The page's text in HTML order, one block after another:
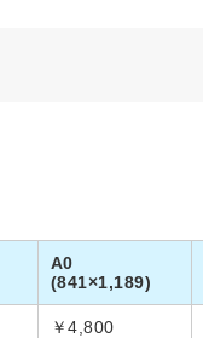
A0
(841×1,189)
￥4,800